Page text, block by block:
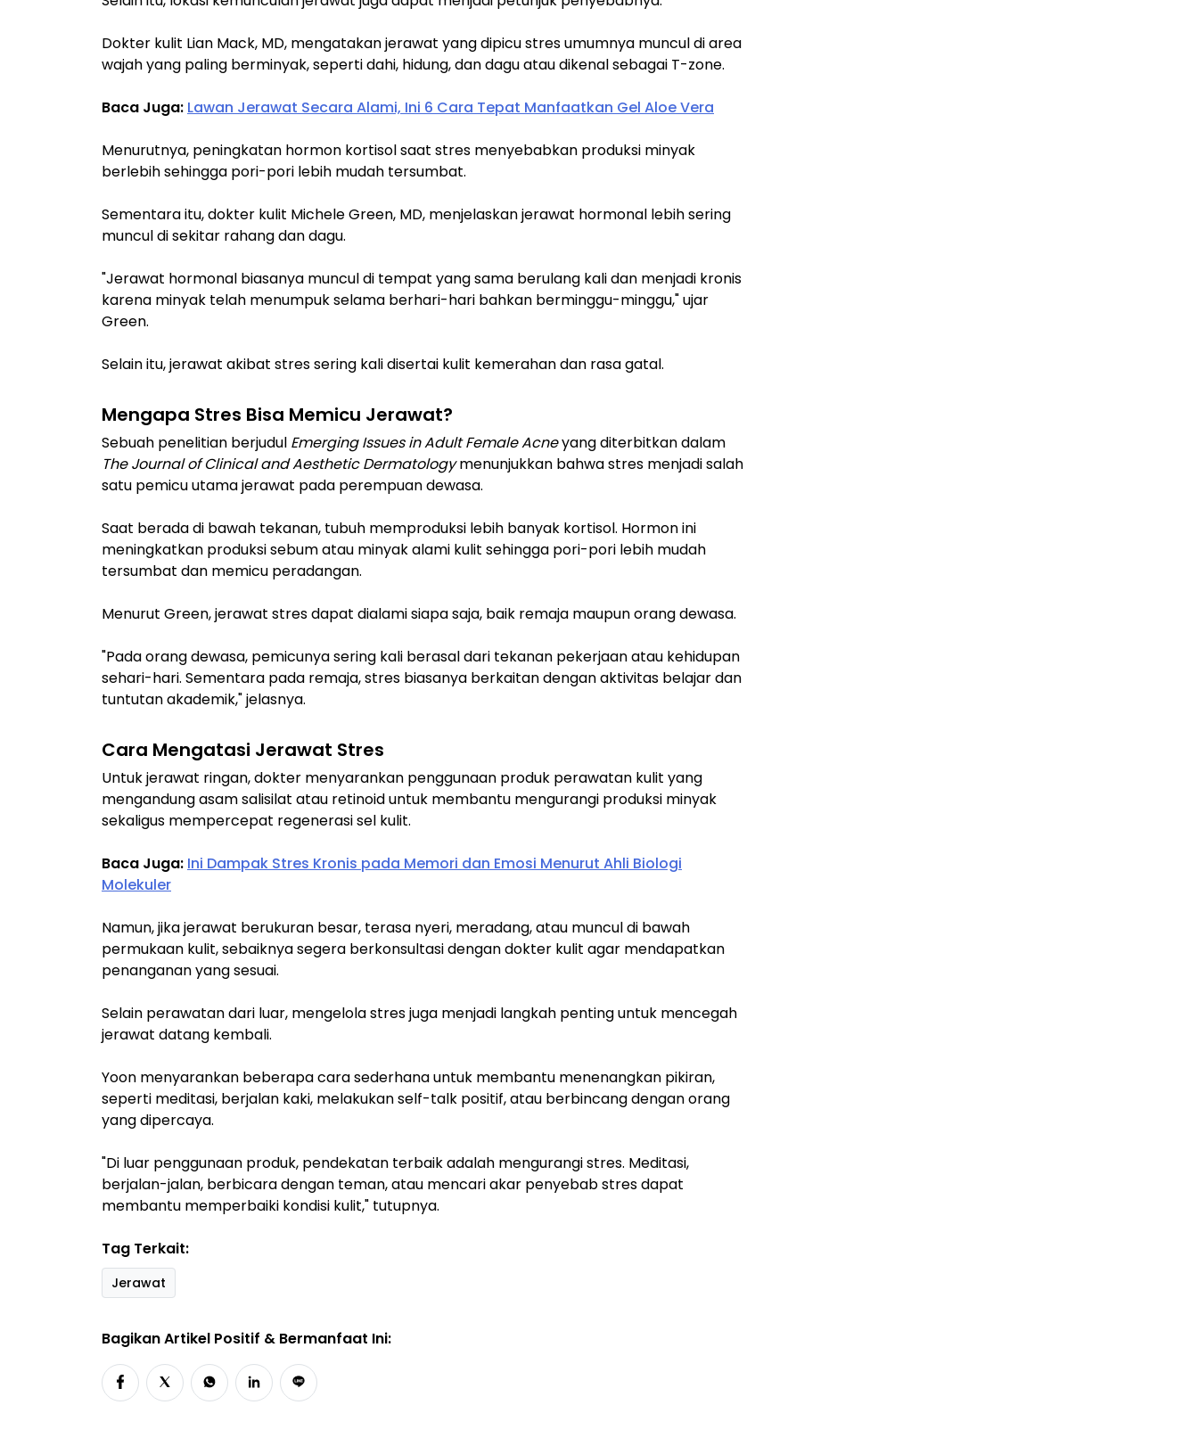
Dokter kulit Lian Mack, MD, mengatakan jerawat yang dipicu stres umumnya muncul di area
wajah yang paling berminyak, seperti dahi, hidung, dan dagu atau dikenal sebagai T-zone.
Baca Juga: Lawan Jerawat Secara Alami, Ini 6 Cara Tepat Manfaatkan Gel Aloe Vera
Menurutnya, peningkatan hormon kortisol saat stres menyebabkan produksi minyak
berlebih sehingga pori-pori lebih mudah tersumbat.
Sementara itu, dokter kulit Michele Green, MD, menjelaskan jerawat hormonal lebih sering
muncul di sekitar rahang dan dagu.
"Jerawat hormonal biasanya muncul di tempat yang sama berulang kali dan menjadi kronis
karena minyak telah menumpuk selama berhari-hari bahkan berminggu-minggu," ujar
Green.
Selain itu, jerawat akibat stres sering kali disertai kulit kemerahan dan rasa gatal.
Mengapa Stres Bisa Memicu Jerawat?
Sebuah penelitian berjudul Emerging Issues in Adult Female Acneyang diterbitkan dalam
The Journal of Clinical and Aesthetic Dermatologymenunjukkan bahwa stres menjadi salah
satu pemicu utama jerawat pada perempuan dewasa.
Saat berada di bawah tekanan, tubuh memproduksi lebih banyak kortisol. Hormon ini
meningkatkan produksi sebum atau minyak alami kulit sehingga pori-pori lebih mudah
tersumbat dan memicu peradangan.
Menurut Green, jerawat stres dapat dialami siapa saja, baik remaja maupun orang dewasa.
"Pada orang dewasa, pemicunya sering kali berasal dari tekanan pekerjaan atau kehidupan
sehari-hari. Sementara pada remaja, stres biasanya berkaitan dengan aktivitas belajar dan
tuntutan akademik," jelasnya.
Cara Mengatasi Jerawat Stres
Untuk jerawat ringan, dokter menyarankan penggunaan produk perawatan kulit yang
mengandung asam salisilat atau retinoid untuk membantu mengurangi produksi minyak
sekaligus mempercepat regenerasi sel kulit.
Baca Juga: Ini Dampak Stres Kronis pada Memori dan Emosi Menurut Ahli Biologi
Molekuler
Namun, jika jerawat berukuran besar, terasa nyeri, meradang, atau muncul di bawah
permukaan kulit, sebaiknya segera berkonsultasi dengan dokter kulit agar mendapatkan
penanganan yang sesuai.
Selain perawatan dari luar, mengelola stres juga menjadi langkah penting untuk mencegah
jerawat datang kembali.
Yoon menyarankan beberapa cara sederhana untuk membantu menenangkan pikiran,
seperti meditasi, berjalan kaki, melakukan self-talk positif, atau berbincang dengan orang
yang dipercaya.
"Di luar penggunaan produk, pendekatan terbaik adalah mengurangi stres. Meditasi,
berjalan-jalan, berbicara dengan teman, atau mencari akar penyebab stres dapat
membantu memperbaiki kondisi kulit," tutupnya.
Tag Terkait:
Jerawat
Bagikan Artikel Positif & Bermanfaat Ini: